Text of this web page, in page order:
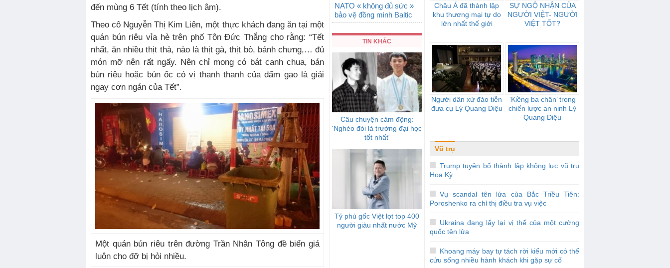
đến mùng 6 Tết (tính theo lịch âm).
Theo cô Nguyễn Thị Kim Liên, một thực khách đang ăn tại một
quán bún riêu vỉa hè trên phố Tôn Đức Thắng cho rằng: “Tết
nhất, ăn nhiều thịt thà, nào là thịt gà, thịt bò, bánh chưng,… đủ
món mỡ nên rất ngấy. Nên chỉ mong có bát canh chua, bán
bún riêu hoặc bún ốc có vị thanh thanh của dấm gạo là giải
ngay cơn ngán của Tết”.
Một quán bún riêu trên đường Trần Nhân Tông đề biển giá
luôn cho đỡ bị hỏi nhiều.
NATO « không đủ sức »
bảo vệ đồng minh Baltic
TIN KHÁC
Câu chuyện cảm động:
'Nghèo đói là trường đại học
tốt nhất'
Tỷ phú gốc Việt lọt top 400
người giàu nhất nước Mỹ
Châu Á đã thành lập
khu thương mại tự do
lớn nhất thế giới
SỰ NGỘ NHẬN CỦA
NGƯỜI VIỆT- NGƯỜI
VIỆT TỐT?
Người dân xứ đảo tiễn
đưa cụ Lý Quang Diệu
‘Kiềng ba chân’ trong
chiến lược an ninh Lý
Quang Diệu
Vũ trụ
Trump tuyên bố thành lập không lực vũ trụ
Hoa Kỳ
Vụ scandal tên lửa của Bắc Triều Tiên:
Poroshenko ra chỉ thị điều tra vụ việc
Ukraina đang lấy lại vị thế của một cường
quốc tên lửa
Khoang máy bay tự tách rời kiểu mới có thể
cứu sống nhiều hành khách khi gặp sự cố